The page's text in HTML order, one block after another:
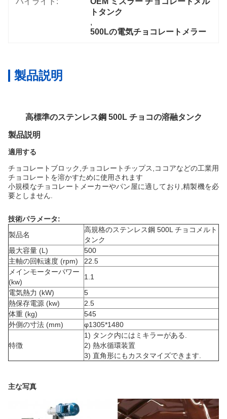
トタンク
,
500Lの電気チョコレートメラー
製品説明
高標準のステンレス鋼 500L チョコの溶融タンク
製品説明
適用する
チョコレートブロック,チョコレートチップス,ココアなどの工業用
チョコレートを溶かすために使用されます
小規模なチョコレートメーカーやパン屋に適しており,精製機を必
要としません.
技術パラメータ:
製品名
高規格のステンレス鋼 500L チョコメルト
タンク
最大容量 (L)
500
主軸の回転速度 (rpm)
22.5
メインモーターパワー
(kw)
1.1
電気熱力 (kW)
5
熱保存電源 (kw)
2.5
体重 (kg)
545
外側の寸法 (mm)
φ1305*1480
特徴
1) タンク内にはミキラーがある.
2) 熱水循環装置
3) 直角形にもカスタマイズできます.
主な写真